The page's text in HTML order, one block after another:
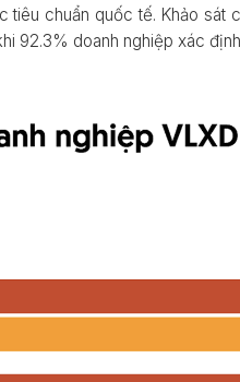
chuẩn quốc tế. Khảo sát
92.3% doanh nghiệp xác